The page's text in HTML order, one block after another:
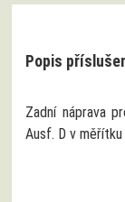
Popis
Zadní náprava
Ausf. D v měřítku